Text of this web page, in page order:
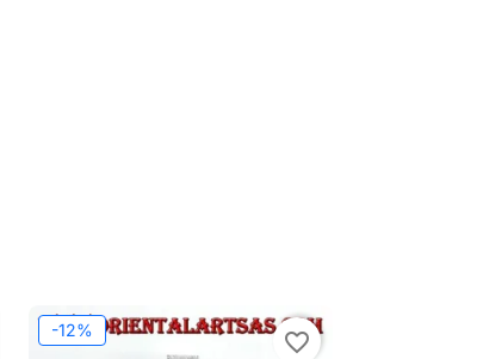
-12% favorite_border